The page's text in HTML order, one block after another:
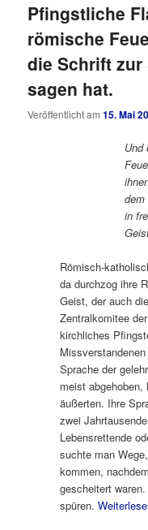
Pfingstliche
römische
die Schrift zur
sagen hat.
Veröffentlicht am15. Mai
Und
dem
in
Römisch-
da durchzog ihre
Geist, der auch
Zentralkomitee
kirchliches
Sprache der
meist
äußerten. Ihre
zwei
Lebensrettende
suchte man
kommen,
gescheitert
spüren.